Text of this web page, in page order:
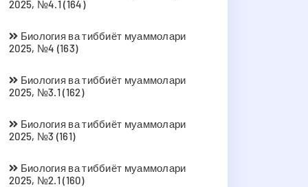
2025, №4.1 (164)
Биология ва тиббиёт муаммолари
2025, №4 (163)
Биология ва тиббиёт муаммолари
2025, №3.1 (162)
Биология ва тиббиёт муаммолари
2025, №3 (161)
Биология ва тиббиёт муаммолари
2025, №2.1 (160)